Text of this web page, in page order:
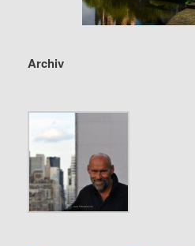
Archiv